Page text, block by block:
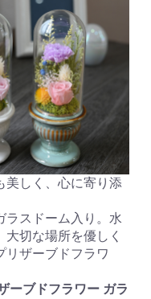
美しく、心に寄り添
ラスドーム入り。水
大切な場所を優しく
リザーブドフラワ
ーブドフラワー ガラ